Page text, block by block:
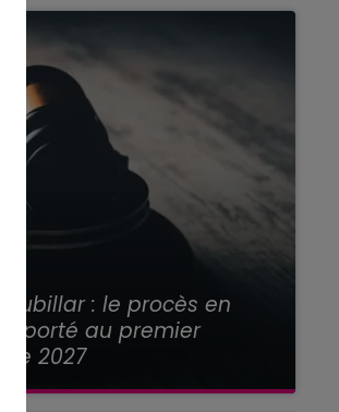
Jubillar : le procès en
reporté au premier
2027